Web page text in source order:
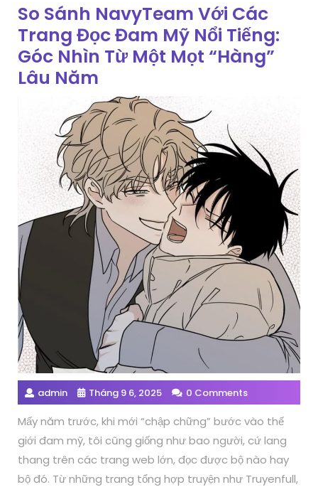
So Sánh NavyTeam Với Các
Trang Đọc Đam Mỹ Nổi Tiếng:
Góc Nhìn Từ Một Mọt “Hàng”
Lâu Năm
admin Tháng 9 6, 2025 0 Comments
Mấy năm trước, khi mới “chập chững” bước vào thế
giới đam mỹ, tôi cũng giống như bao người, cứ lang
thang trên các trang web lớn, đọc được bộ nào hay
bộ đó. Từ những trang tổng hợp truyện như Truyenfull,